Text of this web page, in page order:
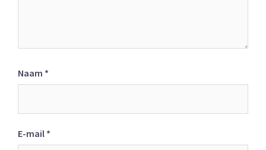
Naam *
E-mail *